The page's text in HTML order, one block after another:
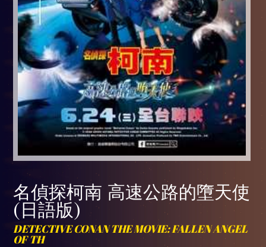
名偵探柯南 高速公路的墮天使
(日語版)
DETECTIVE CONAN THE MOVIE: FALLEN ANGEL
OF TH